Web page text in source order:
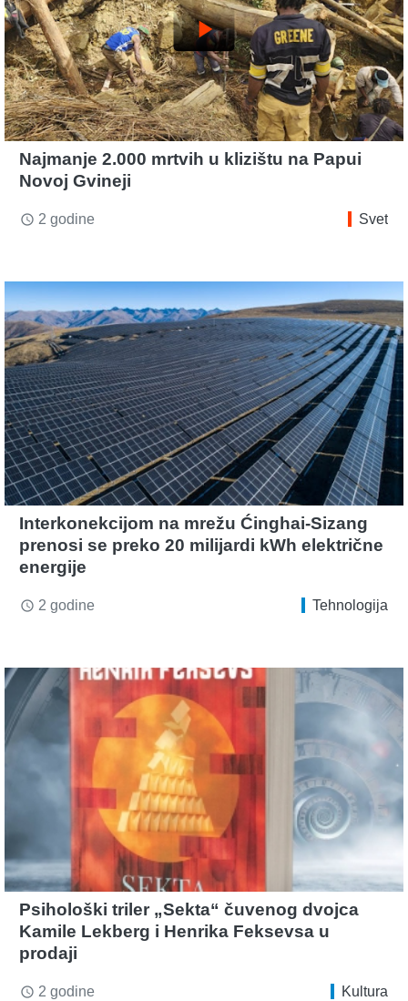
play_arrow
Najmanje 2.000 mrtvih u klizištu na Papui
Novoj Gvineji
access_time 2 godine Svet
Interkonekcijom na mrežu Ćinghai-Sizang
prenosi se preko 20 milijardi kWh električne
energije
access_time 2 godine Tehnologija
Psihološki triler „Sekta“ čuvenog dvojca
Kamile Lekberg i Henrika Feksevsa u
prodaji
access_time 2 godine Kultura